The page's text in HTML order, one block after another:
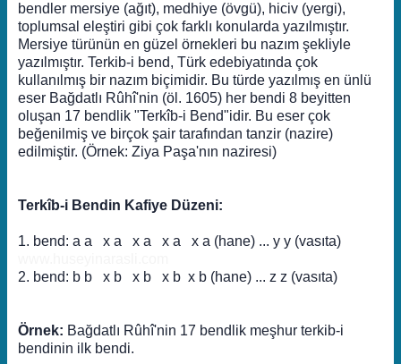
bendler mersiye (ağıt), medhiye (övgü), hiciv (yergi),
toplumsal eleştiri gibi çok farklı konularda yazılmıştır.
Mersiye türünün en güzel örnekleri bu nazım şekliyle
yazılmıştır. Terkib-i bend, Türk edebiyatında çok
kullanılmış bir nazım biçimidir. Bu türde yazılmış en ünlü
eser Bağdatlı Rûhî'nin (öl. 1605) her bendi 8 beyitten
oluşan 17 bendlik "Terkîb-i Bend"idir. Bu eser çok
beğenilmiş ve birçok şair tarafından tanzir (nazire)
edilmiştir. (Örnek: Ziya Paşa'nın naziresi)
Terkîb-i Bendin Kafiye Düzeni:
1. bend: a a x a x a x a x a (hane) ... y y (vasıta)
2. bend: b b x b x b x b x b (hane) ... z z (vasıta)
Örnek: Bağdatlı Rûhî'nin 17 bendlik meşhur terkib-i
bendinin ilk bendi.